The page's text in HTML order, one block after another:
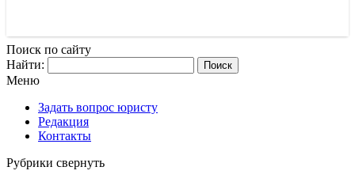
Поиск по сайту
Найти:
Меню
Задать вопрос юристу
Редакция
Контакты
Рубрики свернуть